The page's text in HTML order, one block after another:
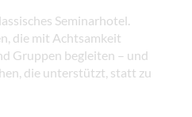
Seminarhotel.
die mit Achtsamkeit
Gruppen begleiten – und
die unterstützt, statt zu